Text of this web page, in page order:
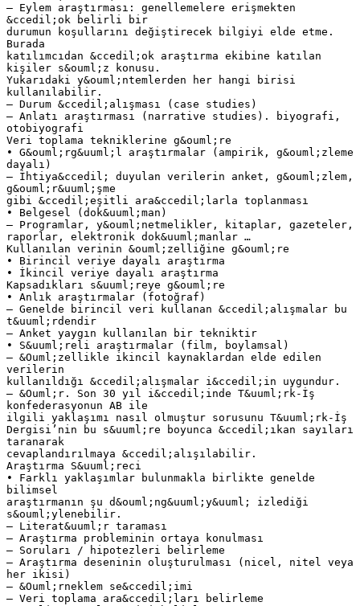
– Eylem araştırması: genellemelere erişmekten
&ccedil;ok belirli bir
durumun koşullarını değiştirecek bilgiyi elde etme.
Burada
katılımcıdan &ccedil;ok araştırma ekibine katılan
kişiler s&ouml;z konusu.
Yukarıdaki y&ouml;ntemlerden her hangi birisi
kullanılabilir.
– Durum &ccedil;alışması (case studies)
– Anlatı araştırması (narrative studies). biyografi,
otobiyografi
Veri toplama tekniklerine g&ouml;re
• G&ouml;rg&uuml;l araştırmalar (ampirik, g&ouml;zleme
dayalı)
– İhtiya&ccedil; duyulan verilerin anket, g&ouml;zlem,
g&ouml;r&uuml;şme
gibi &ccedil;eşitli ara&ccedil;larla toplanması
• Belgesel (dok&uuml;man)
– Programlar, y&ouml;netmelikler, kitaplar, gazeteler,
raporlar, elektronik dok&uuml;manlar …
Kullanılan verinin &ouml;zelliğine g&ouml;re
• Birincil veriye dayalı araştırma
• İkincil veriye dayalı araştırma
Kapsadıkları s&uuml;reye g&ouml;re
• Anlık araştırmalar (fotoğraf)
– Genelde birincil veri kullanan &ccedil;alışmalar bu
t&uuml;rdendir
– Anket yaygın kullanılan bir tekniktir
• S&uuml;reli araştırmalar (film, boylamsal)
– &Ouml;zellikle ikincil kaynaklardan elde edilen
verilerin
kullanıldığı &ccedil;alışmalar i&ccedil;in uygundur.
– &Ouml;r. Son 30 yıl i&ccedil;inde T&uuml;rk-İş
konfederasyonun AB ile
ilgili yaklaşımı nasıl olmuştur sorusunu T&uuml;rk-İş
Dergisi’nin bu s&uuml;re boyunca &ccedil;ıkan sayıları
taranarak
cevaplandırılmaya &ccedil;alışılabilir.
Araştırma S&uuml;reci
• Farklı yaklaşımlar bulunmakla birlikte genelde
bilimsel
araştırmanın şu d&ouml;ng&uuml;y&uuml; izlediği
s&ouml;ylenebilir.
– Literat&uuml;r taraması
– Araştırma probleminin ortaya konulması
– Soruları / hipotezleri belirleme
– Araştırma deseninin oluşturulması (nicel, nitel veya
her ikisi)
– &Ouml;rneklem se&ccedil;imi
– Veri toplama ara&ccedil;ları belirleme